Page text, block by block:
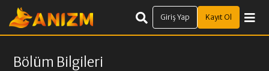
Giriş Yap Kayıt Ol
Bölüm Bilgileri